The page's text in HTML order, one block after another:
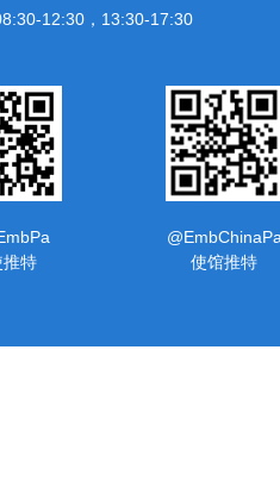
12:30，13:30-17:30
推特
使馆推特